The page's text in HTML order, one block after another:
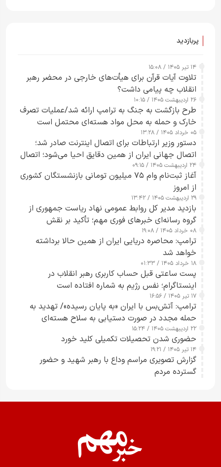
پربازدید
۱۴ تیر ۱۴۰۵ / ۱۵:۰۸
تلاوت آیات قرآن برای هیأت‌های خارجی در محضر رهبر
انقلاب چه پیامی داشت؟
۲۶ اردیبهشت ۱۴۰۵ / ۱۰:۱۵
طرح‌ بازگشت به جنگ به ترامپ ارائه شد/عملیات تصرف
خارک و حمله به محل مواد هسته‌ای محتمل است
۰۵ خرداد ۱۴۰۵ / ۱۳:۲۸
دستور وزیر ارتباطات برای اتصال اینترنت صادر شد؛
اتصال جهانی ایران از همین دقایق احیا می‌شود؛ اتصال
کامل مردم تا ۲۴ ساعت آینده
۲۴ اردیبهشت ۱۴۰۵ / ۰۹:۱۵
آغاز ثبت‌نام وام ۷۵ میلیون تومانی بازنشستگان کشوری
از امروز
۲۹ اردیبهشت ۱۴۰۵ / ۱۳:۴۲
بازدید مدیر کل روابط عمومی نهاد ریاست جمهوری از
گروه رسانه‌ای خبرهای فوری مهم؛ تأکید بر نقش
رسانه‌های هوشمند و مسئول در ارتقای آگاهی عمومی
۰۸ خرداد ۱۴۰۵ / ۱۹:۰۸
ترامپ: محاصره دریایی ایران از همین حالا برداشته
خواهد شد
۱۸ خرداد ۱۴۰۵ / ۰۱:۳۳
پست ساعتی قبل حساب کاربری رهبر انقلاب در
اینستاگرام؛ نفس رژیم به شماره افتاده است​
۱۷ تیر ۱۴۰۵ / ۱۶:۵۶
ترامپ: آتش‌بس با ایران «به پایان رسیده»/ تهدید به
حمله مجدد در صورت دستیابی به سلاح هسته‌ای
۲۲ اردیبهشت ۱۴۰۵ / ۱۵:۲۴
حضوری شدن تحصیلات تکمیلی کلید خورد
۱۴ تیر ۱۴۰۵ / ۱۹:۲۱
گزارش تصویری مراسم وداع با رهبر شهید و حضور
گسترده مردم